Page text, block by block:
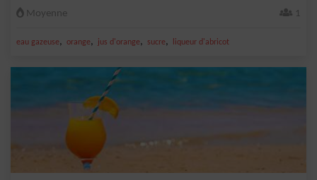
Moyenne 1
eau gazeuse, orange, jus d'orange, sucre, liqueur d'abricot